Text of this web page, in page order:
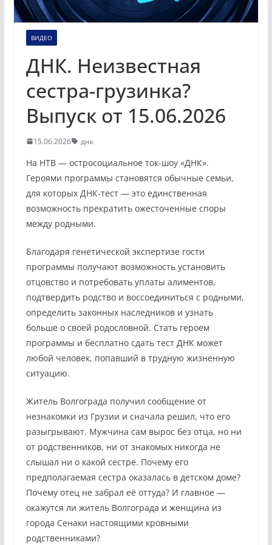
ВИДЕО
ДНК. Неизвестная
сестра-грузинка?
Выпуск от 15.06.2026
15.06.2026 днк
На НТВ — остросоциальное ток-шоу «ДНК».
Героями программы становятся обычные семьи,
для которых ДНК-тест — это единственная
возможность прекратить ожесточенные споры
между родными.
Благодаря генетической экспертизе гости
программы получают возможность установить
отцовство и потребовать уплаты алиментов,
подтвердить родство и воссоединиться с родными,
определить законных наследников и узнать
больше о своей родословной. Стать героем
программы и бесплатно сдать тест ДНК может
любой человек, попавший в трудную жизненную
ситуацию.
Житель Волгограда получил сообщение от
незнакомки из Грузии и сначала решил, что его
разыгрывают. Мужчина сам вырос без отца, но ни
от родственников, ни от знакомых никогда не
слышал ни о какой сестре. Почему его
предполагаемая сестра оказалась в детском доме?
Почему отец не забрал её оттуда? И главное —
окажутся ли житель Волгограда и женщина из
города Сенаки настоящими кровными
родственниками?